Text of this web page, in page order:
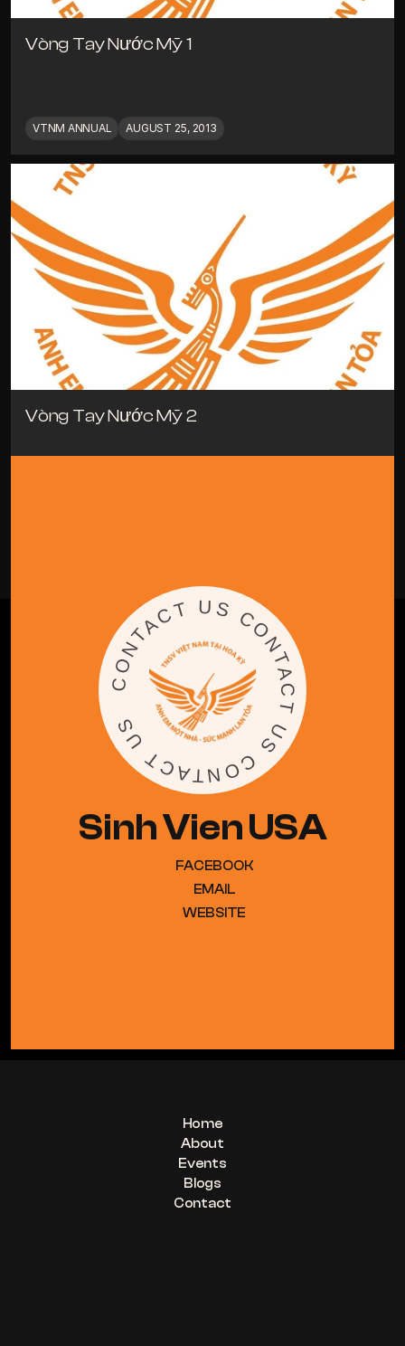
Vòng Tay Nước Mỹ 1
VTNM ANNUAL AUGUST 25, 2013
Vòng Tay Nước Mỹ 2
CONTACT US CONTACT US CONTACT US
Sinh Vien USA
FACEBOOK
EMAIL
WEBSITE
Home
About
Events
Blogs
Contact